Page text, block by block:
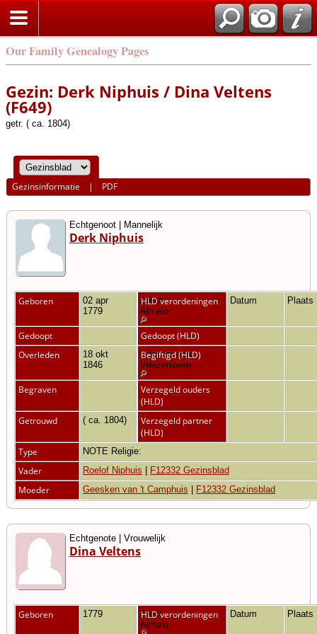
Our Family Genealogy Pages
Gezin: Derk Niphuis / Dina Veltens
(F649)
getr. ( ca. 1804)
Gezinsinformatie | PDF
Echtgenoot | Mannelijk
Derk Niphuis
Geboren
02 apr
1779
Ambt
Almelo
HLD verordeningen Datum Plaats
Gedoopt
Gedoopt (HLD)
Overleden
18 okt
1846
Vriezenveen,
Vriezenveen
Begiftigd (HLD)
Begraven
Verzegeld ouders
(HLD)
Getrouwd
( ca. 1804)
Verzegeld partner
(HLD)
Type
NOTE Religie:
Vader Roelof Niphuis F12332 Gezinsblad
Moeder Geesken van 't Camphuis F12332 Gezinsblad
Echtgenote | Vrouwelijk
Dina Veltens
Geboren 1779
Ambt
Almelo
HLD verordeningen Datum Plaats